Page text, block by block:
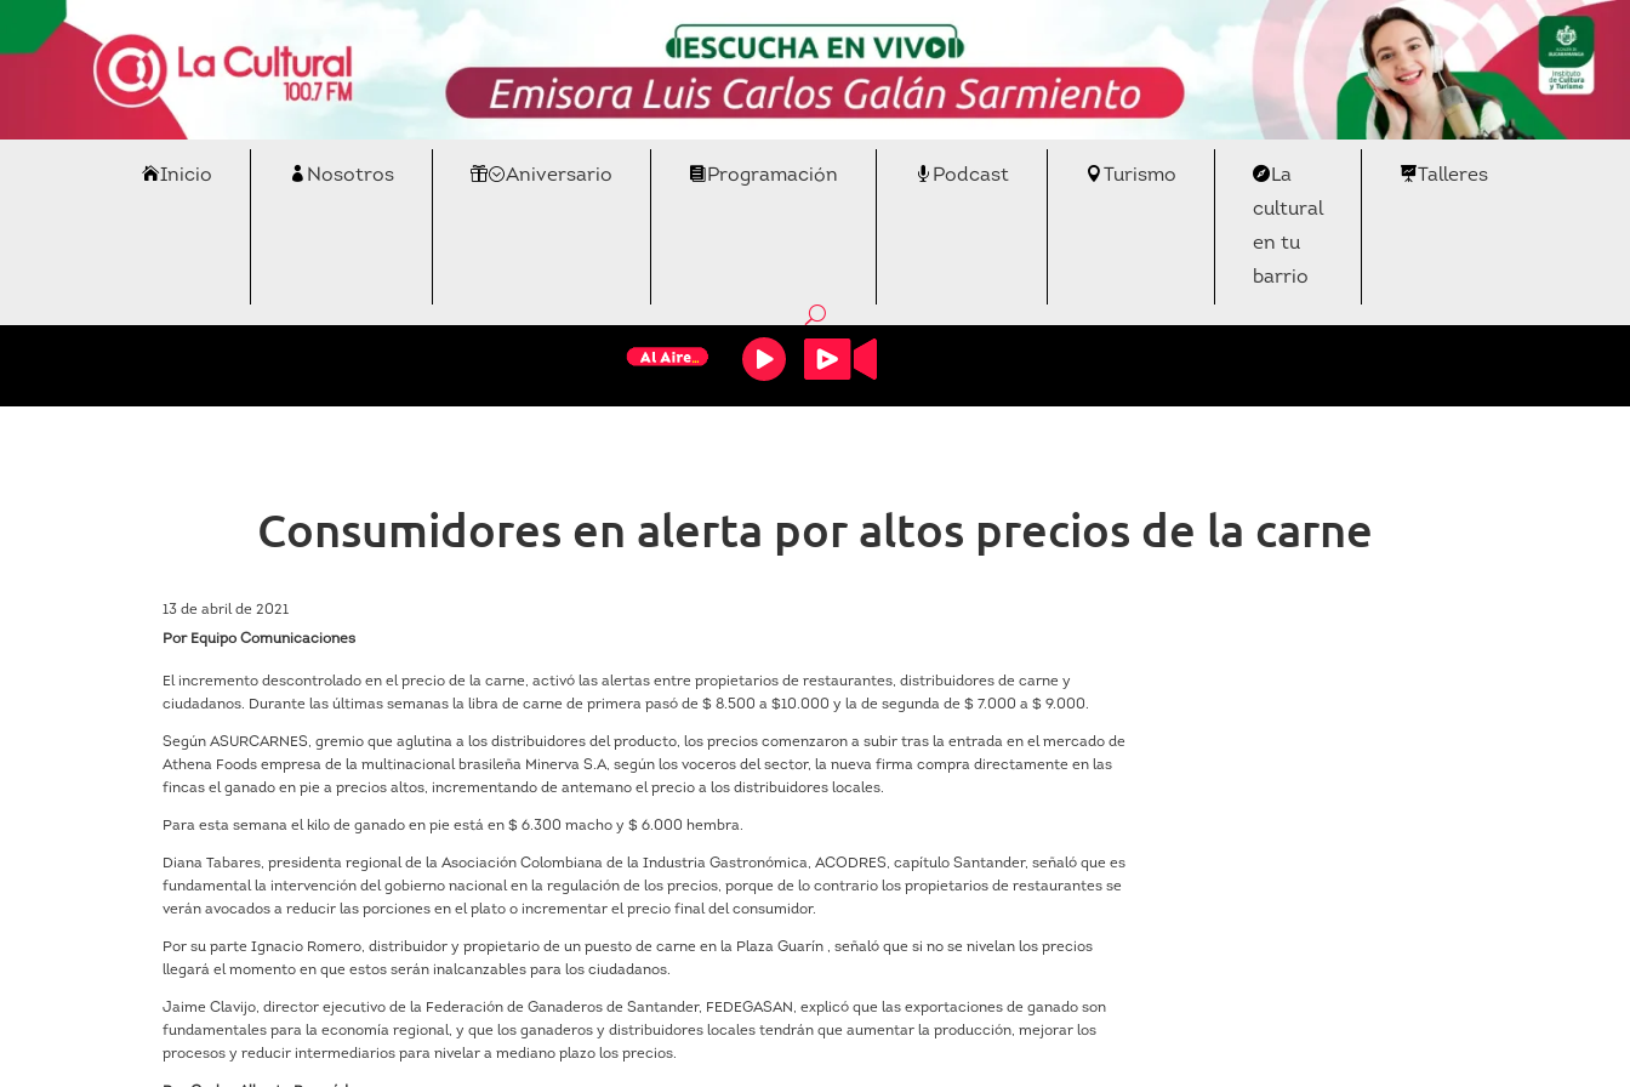
Inicio Nosotros Aniversario Programación Podcast Turismo
La
cultural
en tu
barrio
Talleres
Consumidores en alerta por altos precios de la carne
13 de abril de 2021
Por Equipo Comunicaciones
El incremento descontrolado en el precio de la carne, activó las alertas entre propietarios de restaurantes, distribuidores de carne y
ciudadanos. Durante las últimas semanas la libra de carne de primera pasó de $ 8.500 a $10.000 y la de segunda de $ 7.000 a $ 9.000.
Según ASURCARNES, gremio que aglutina a los distribuidores del producto, los precios comenzaron a subir tras la entrada en el mercado de
Athena Foods empresa de la multinacional brasileña Minerva S.A, según los voceros del sector, la nueva firma compra directamente en las
fincas el ganado en pie a precios altos, incrementando de antemano el precio a los distribuidores locales.
Para esta semana el kilo de ganado en pie está en $ 6.300 macho y $ 6.000 hembra.
Diana Tabares, presidenta regional de la Asociación Colombiana de la Industria Gastronómica, ACODRES, capítulo Santander, señaló que es
fundamental la intervención del gobierno nacional en la regulación de los precios, porque de lo contrario los propietarios de restaurantes se
verán avocados a reducir las porciones en el plato o incrementar el precio final del consumidor.
Por su parte Ignacio Romero, distribuidor y propietario de un puesto de carne en la Plaza Guarín , señaló que si no se nivelan los precios
llegará el momento en que estos serán inalcanzables para los ciudadanos.
Jaime Clavijo, director ejecutivo de la Federación de Ganaderos de Santander, FEDEGASAN, explicó que las exportaciones de ganado son
fundamentales para la economía regional, y que los ganaderos y distribuidores locales tendrán que aumentar la producción, mejorar los
procesos y reducir intermediarios para nivelar a mediano plazo los precios.